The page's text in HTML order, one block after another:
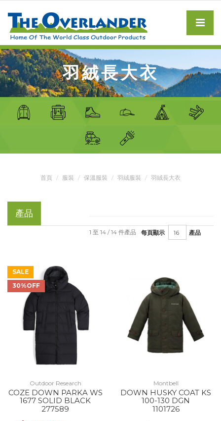
羽絨長大衣
首頁 服裝 保溫服裝 羽絨服裝 羽絨長大衣
產品
每頁顯示 產品
1 至 14 / 14 件產品
SALE
30%OFF
Outdoor Research
COZE DOWN PARKA WS
1677 SOLID BLACK
277589
Montbell
DOWN HUSKY COAT KS
100-130 DGN
1101726